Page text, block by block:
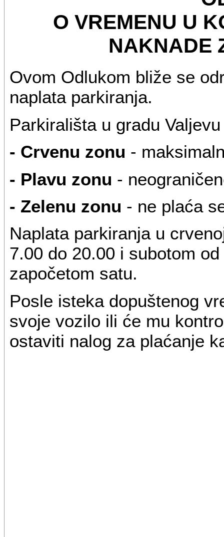
O VREMENU U
NAKNADE
Ovom Odlukom bliže se
naplata parkiranja.
Parkirališta u gradu
- Crvenu zonu -
- Plavu zonu -
- Zelenu zonu - ne plaća
Naplata parkiranja u
7.00 do 20.00 i subotom
započetom satu.
Posle isteka dopuštenog
svoje vozilo ili će mu
ostaviti nalog za plaćanje